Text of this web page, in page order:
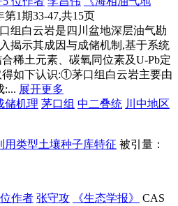
第1期33-47,共15页
组白云岩是四川盆地深层油气勘
揭示其成因与成储机制,基于系统
稀土元素、碳氧同位素及U-Pb定
如下认识:①茅口组白云岩主要由
:... 展开更多
储机理 茅口组 中二叠统 川中地区
用类型土壤种子库特征 被引量：
作者 张守攻 《生态学报》
CAS